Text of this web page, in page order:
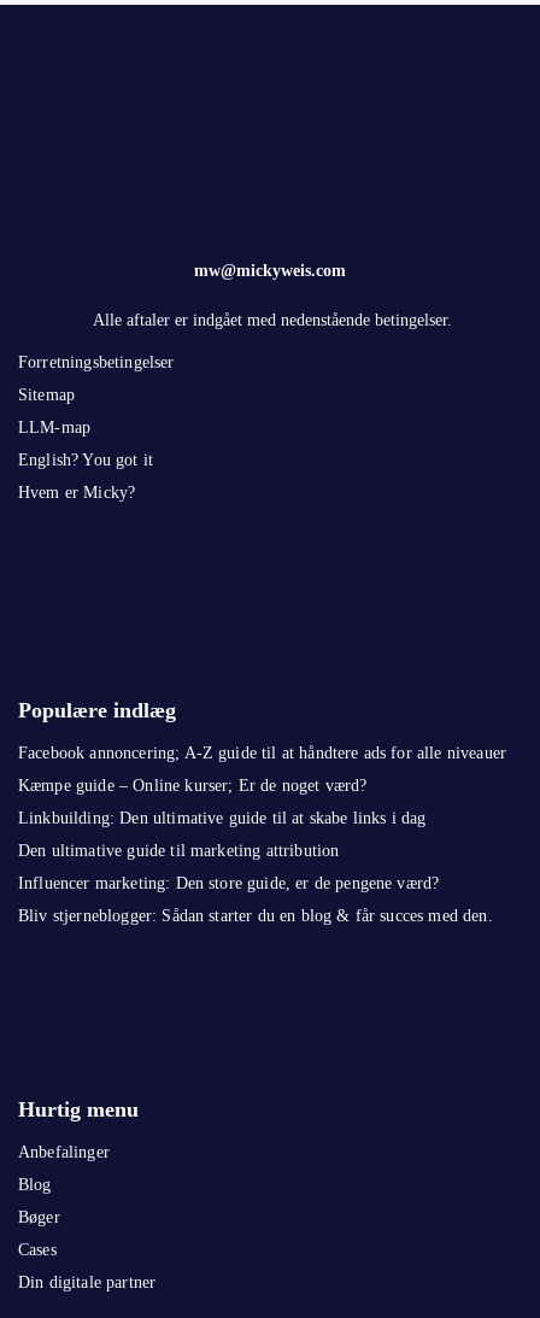
mw@mickyweis.com
Alle aftaler er indgået med nedenstående betingelser.
Forretningsbetingelser
Sitemap
LLM-map
English? You got it
Hvem er Micky?
Populære indlæg
Facebook annoncering; A-Z guide til at håndtere ads for alle niveauer
Kæmpe guide – Online kurser; Er de noget værd?
Linkbuilding: Den ultimative guide til at skabe links i dag
Den ultimative guide til marketing attribution
Influencer marketing: Den store guide, er de pengene værd?
Bliv stjerneblogger: Sådan starter du en blog & får succes med den.
Hurtig menu
Anbefalinger
Blog
Bøger
Cases
Din digitale partner